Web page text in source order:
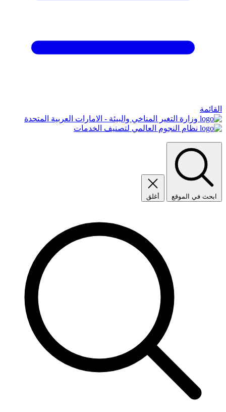
القائمة
وزارة التغير المناخي والبيئة - الامارات العربية المتحدة
نظام النجوم العالمي لتصنيف الخدمات
ابحث في الموقع أغلق